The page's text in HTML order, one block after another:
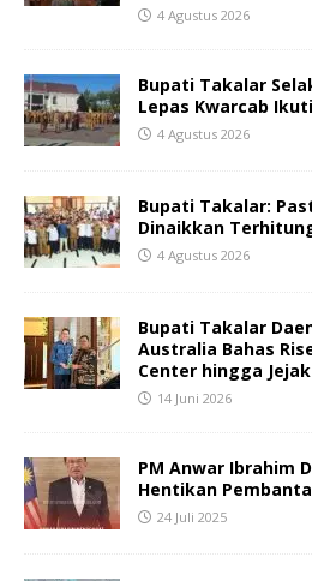
4 Agustus 2026
Bupati Takalar
Lepas Kwarcab
4 Agustus 2026
Bupati Takalar:
Dinaikkan
4 Agustus 2026
Bupati Takalar
Australia Bahas
Center hingga
14 Juni 2026
PM Anwar Ibrahim
Hentikan
24 Juli 2025